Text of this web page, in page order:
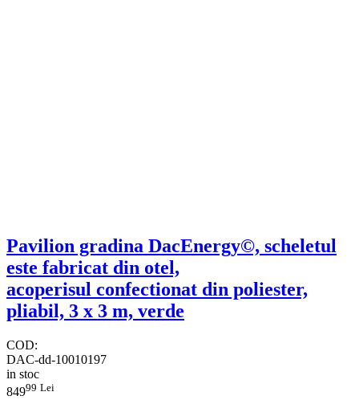
Pavilion gradina DacEnergy©, scheletul
este fabricat din otel,
acoperisul confectionat din poliester,
pliabil, 3 x 3 m, verde
COD:
DAC-dd-10010197
in stoc
84999 Lei